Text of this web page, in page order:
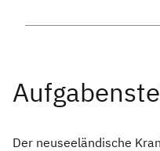
Der neuseeländische